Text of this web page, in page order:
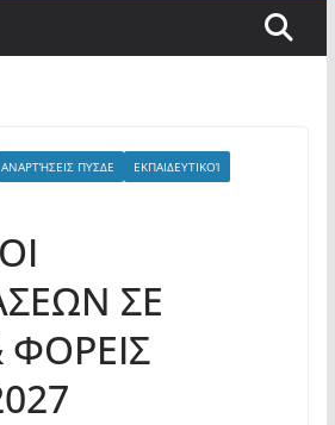
ΑΝΑΡΤΉΣΕΙΣ ΠΥΣΔΕ
ΕΚΠΑΙΔΕΥΤΙΚΟΊ
ΣΕ
ΦΟΡΕΙΣ